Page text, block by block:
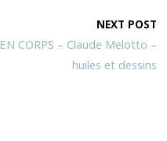
NEXT POST
EN CORPS – Claude Melotto –
huiles et dessins